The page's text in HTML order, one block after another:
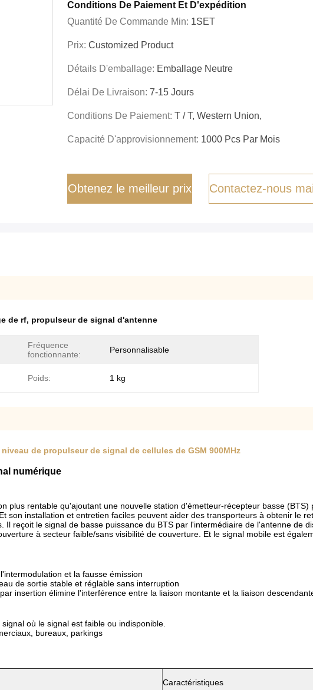
Conditions De Paiement Et D'expédition
Quantité De Commande Min: 1SET
Prix: Customized Product
Détails D'emballage: Emballage Neutre
Délai De Livraison: 7-15 Jours
Conditions De Paiement: T / T, Western Union,
Capacité D'approvisionnement: 1000 Pcs Par Mois
Obtenez le meilleur prix Contactez-nous
de rf, propulseur de signal d'antenne
Fréquence
fonctionnante:
Personnalisable
Poids: 1 kg
de propulseur de signal de cellules de GSM 900MHz
numérique
plus rentable qu'ajoutant une nouvelle station d'émetteur-récepteur basse
son installation et entretien faciles peuvent aider des transporteurs à obtenir le
reçoit le signal de basse puissance du BTS par l'intermédiaire de l'antenne de
à secteur faible/sans visibilité de couverture. Et le signal mobile est
et la fausse émission
de sortie stable et réglable sans interruption
insertion élimine l'interférence entre la liaison montante et la liaison
où le signal est faible ou indisponible.
bureaux, parkings
Caractéristiques